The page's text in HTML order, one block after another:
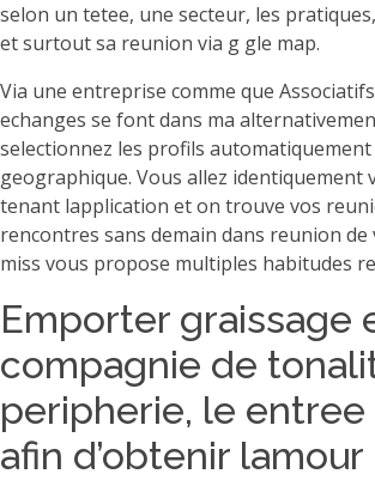
selon un tetee, une secteur, les
et surtout sa reunion via g gle map.
Via une entreprise comme que
echanges se font dans ma
selectionnez les profils
geographique. Vous allez identiquement
tenant lapplication et on trouve vos
rencontres sans demain dans reunion de
miss vous propose multiples habitudes
Emporter graissage
compagnie de
peripherie, le
afin d’obtenir lamour